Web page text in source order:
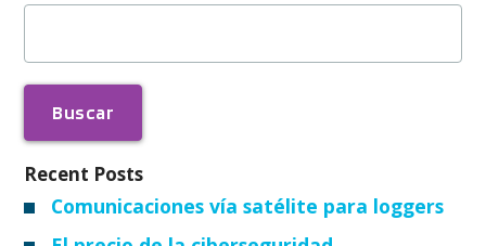
Buscar:
Recent Posts
Comunicaciones vía satélite para loggers